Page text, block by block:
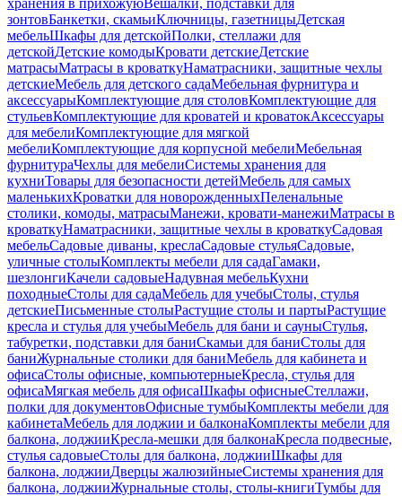
хранения в прихожуюВешалки, подставки для
зонтовБанкетки, скамьиКлючницы, газетницыДетская
мебельШкафы для детскойПолки, стеллажи для
детскойДетские комодыКровати детскиеДетские
матрасыМатрасы в кроваткуНаматрасники, защитные чехлы
детскиеМебель для детского садаМебельная фурнитура и
аксессуарыКомплектующие для столовКомплектующие для
стульевКомплектующие для кроватей и кроватокАксессуары
для мебелиКомплектующие для мягкой
мебелиКомплектующие для корпусной мебелиМебельная
фурнитураЧехлы для мебелиСистемы хранения для
кухниТовары для безопасности детейМебель для самых
маленькихКроватки для новорожденныхПеленальные
столики, комоды, матрасыМанежи, кровати-манежиМатрасы в
кроваткуНаматрасники, защитные чехлы в кроваткуСадовая
мебельСадовые диваны, креслаСадовые стульяСадовые,
уличные столыКомплекты мебели для садаГамаки,
шезлонгиКачели садовыеНадувная мебельКухни
походныеСтолы для садаМебель для учебыСтолы, стулья
детскиеПисьменные столыРастущие столы и партыРастущие
кресла и стулья для учебыМебель для бани и сауныСтулья,
табуретки, подставки для баниСкамьи для баниСтолы для
баниЖурнальные столики для баниМебель для кабинета и
офисаСтолы офисные, компьютерныеКресла, стулья для
офисаМягкая мебель для офисаШкафы офисныеСтеллажи,
полки для документовОфисные тумбыКомплекты мебели для
кабинетаМебель для лоджии и балконаКомплекты мебели для
балкона, лоджииКресла-мешки для балконаКресла подвесные,
стулья садовыеСтолы для балкона, лоджииШкафы для
балкона, лоджииДверцы жалюзийныеСистемы хранения для
балкона, лоджииЖурнальные столы, столы-книгиТумбы для